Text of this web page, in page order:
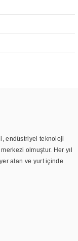
endüstriyel teknoloji
olmuştur. Her yıl
alan ve yurt içinde
Günümüzde
durak ekranı, araç içi
medikal ekran,